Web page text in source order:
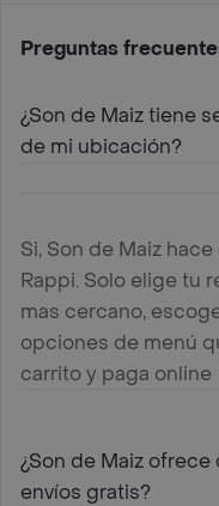
Preguntas
¿Son de Maiz tiene
de mi ubicación?
Si, Son de Maiz
Rappi. Solo elige tu
mas cercano,
opciones de menú
carrito y paga online
¿Son de Maiz ofrece
envíos gratis?